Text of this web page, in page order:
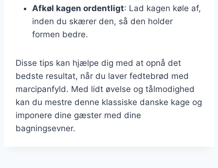
Afkøl kagen ordentligt: Lad kagen køle af,
inden du skærer den, så den holder
formen bedre.
Disse tips kan hjælpe dig med at opnå det
bedste resultat, når du laver fedtebrød med
marcipanfyld. Med lidt øvelse og tålmodighed
kan du mestre denne klassiske danske kage og
imponere dine gæster med dine
bagningsevner.